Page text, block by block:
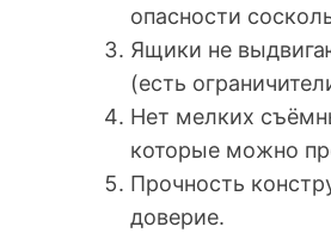
опасности
Ящики не
(есть
Нет мелких
которые можно
Прочность
доверие.